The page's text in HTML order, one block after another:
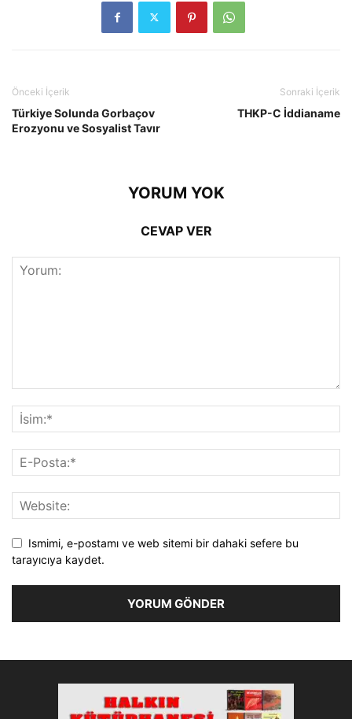
Önceki İçerik
Türkiye Solunda Gorbaçov
Erozyonu ve Sosyalist Tavır
Sonraki İçerik
THKP-C İddianame
YORUM YOK
CEVAP VER
Ismimi, e-postamı ve web sitemi bir dahaki sefere bu
tarayıcıya kaydet.